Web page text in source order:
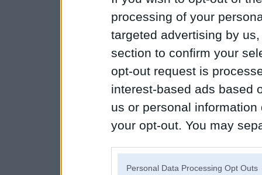
processing of your
targeted advertising by
section to confirm your
opt-out request is
interest-based ads based
us or personal
your opt-out. You may
Personal Data Processing Opt Outs